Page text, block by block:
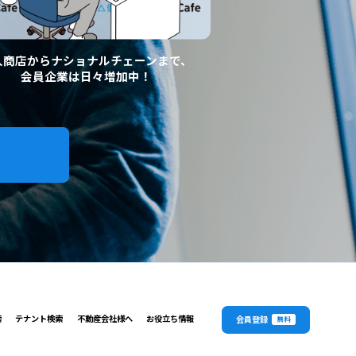
店からナショナルチェーンまで、
会員企業は日々増加中！
テナント検索 不動産会社様へ お役立ち情報 会員登録 無料